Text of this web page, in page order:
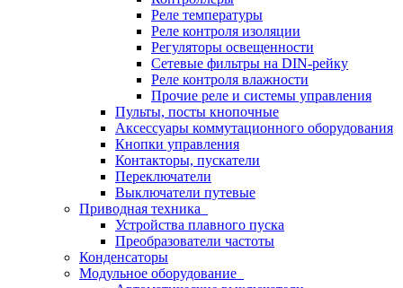
Реле температуры
Реле контроля изоляции
Регуляторы освещенности
Сетевые фильтры на DIN-рейку
Реле контроля влажности
Прочие реле и системы управления
Пульты, посты кнопочные
Аксессуары коммутационного оборудования
Кнопки управления
Контакторы, пускатели
Переключатели
Выключатели путевые
Приводная техника
Устройства плавного пуска
Преобразователи частоты
Конденсаторы
Модульное оборудование